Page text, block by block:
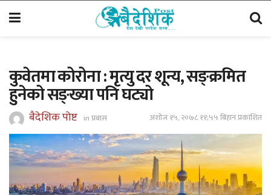
कुवेतमा कोरोना : मृत्यु दर शून्य, सङ्क्रमित
हुनेको सङ्ख्या पनि घट्यो
बैदेशिक पोष्ट inप्रबास अशोज १५, २०७८ ११;५५ बिहान प्रकाशित